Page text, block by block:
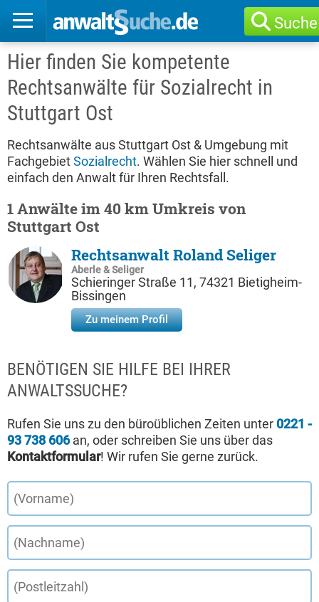
Suche
Hier finden Sie kompetente
Rechtsanwälte für Sozialrecht in
Stuttgart Ost
Rechtsanwälte aus Stuttgart Ost & Umgebung mit
FachgebietSozialrecht. Wählen Sie hier schnell und
einfach den Anwalt für Ihren Rechtsfall.
1 Anwälte im 40 km Umkreis von
Stuttgart Ost
Rechtsanwalt Roland Seliger
Aberle & Seliger
Schieringer Straße 11, 74321 Bietigheim-
Bissingen
Zu meinem Profil
BENÖTIGEN SIE HILFE BEI IHRER
ANWALTSSUCHE?
Rufen Sie uns zu den büroüblichen Zeiten unter 0221 -
93 738 606an, oder schreiben Sie uns über das
Kontaktformular! Wir rufen Sie gerne zurück.